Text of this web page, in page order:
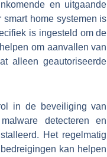
en uitgaande
home systemen is
is ingesteld om de
om aanvallen van
alleen geautoriseerde
in de beveiliging van
detecteren en
Het regelmatig
kan helpen